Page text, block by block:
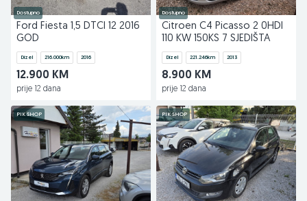
Dostupno
Ford Fiesta 1,5 DTCI 12 2016
GOD
Dizel 216.000km 2016
12.900 KM
prije 12 dana
Dostupno
Citroen C4 Picasso 2 0HDI
110 KW 150KS 7 SJEDIŠTA
Dizel 221.246km 2013
8.900 KM
prije 12 dana
PIK SHOP PIK SHOP